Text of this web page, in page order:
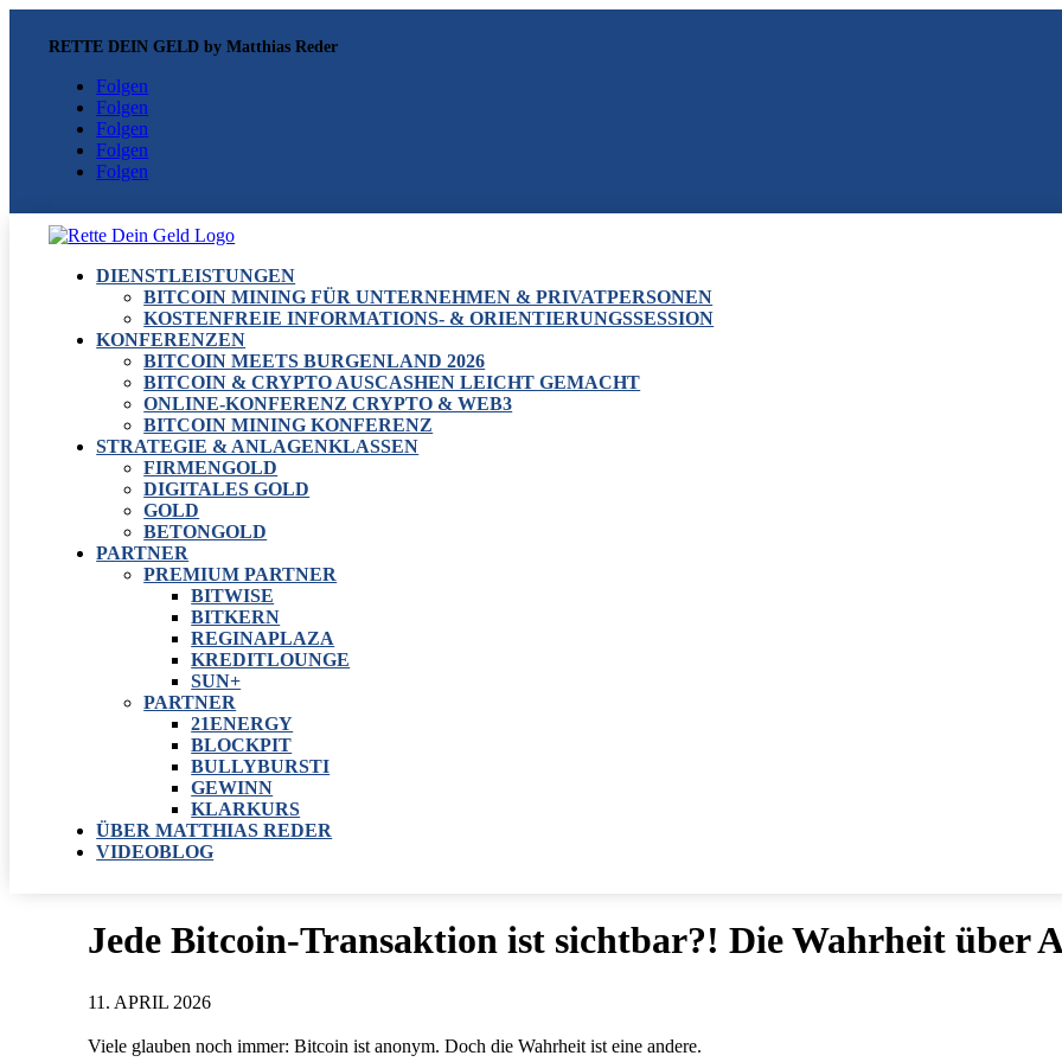
RETTE DEIN GELD by Matthias Reder
Folgen
Folgen
Folgen
Folgen
Folgen
DIENSTLEISTUNGEN
BITCOIN MINING FÜR UNTERNEHMEN & PRIVATPERSONEN
KOSTENFREIE INFORMATIONS- & ORIENTIERUNGSSESSION
KONFERENZEN
BITCOIN MEETS BURGENLAND 2026
BITCOIN & CRYPTO AUSCASHEN LEICHT GEMACHT
ONLINE-KONFERENZ CRYPTO & WEB3
BITCOIN MINING KONFERENZ
STRATEGIE & ANLAGENKLASSEN
FIRMENGOLD
DIGITALES GOLD
GOLD
BETONGOLD
PARTNER
PREMIUM PARTNER
BITWISE
BITKERN
REGINAPLAZA
KREDITLOUNGE
SUN+
PARTNER
21ENERGY
BLOCKPIT
BULLYBURSTI
GEWINN
KLARKURS
ÜBER MATTHIAS REDER
VIDEOBLOG
Jede Bitcoin-Transaktion ist sichtbar?! Die Wahrheit über
11. APRIL 2026
Viele glauben noch immer: Bitcoin ist anonym. Doch die Wahrheit ist eine andere.